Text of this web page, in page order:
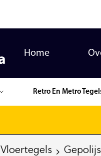
Home
Retro En Metro
Vloertegels